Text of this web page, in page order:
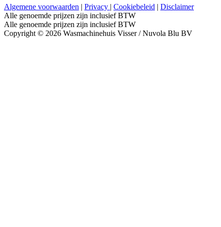
Algemene voorwaarden | Privacy | Cookiebeleid | Disclaimer
Alle genoemde prijzen zijn inclusief BTW
Alle genoemde prijzen zijn inclusief BTW
Copyright © 2026 Wasmachinehuis Visser / Nuvola Blu BV